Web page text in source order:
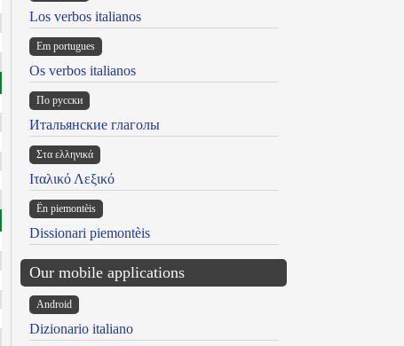
Los verbos italianos
Em portugues
Os verbos italianos
По русски
Итальянские глаголы
Στα ελληνικά
Ιταλικό Λεξικό
Ën piemontèis
Dissionari piemontèis
Our mobile applications
Android
Dizionario italiano